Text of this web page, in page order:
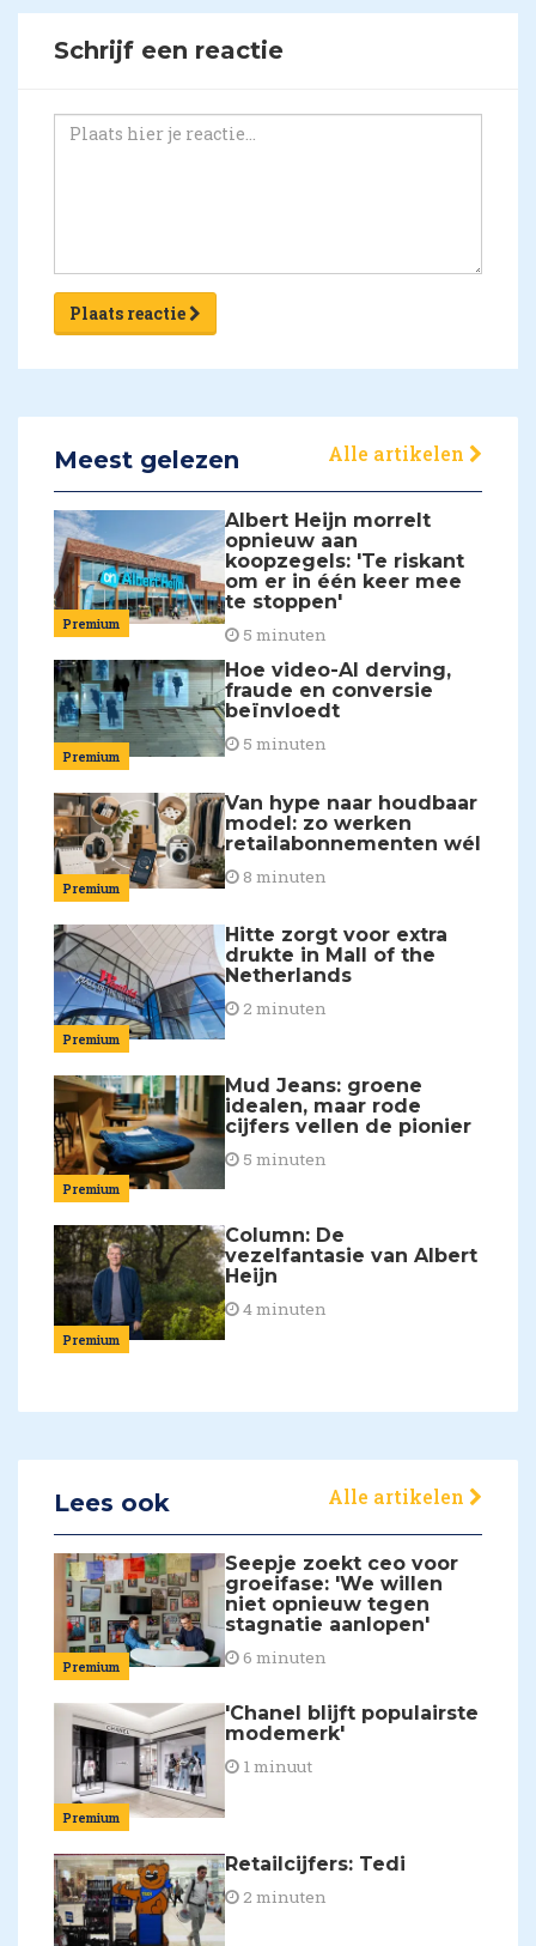
Schrijf een reactie
Plaats reactie
Meest gelezen Alle artikelen
Premium
Albert Heijn morrelt
opnieuw aan
koopzegels: 'Te riskant
om er in één keer mee
te stoppen'
5 minuten
Premium
Hoe video-AI derving,
fraude en conversie
beïnvloedt
5 minuten
Premium
Van hype naar houdbaar
model: zo werken
retailabonnementen wél
8 minuten
Premium
Hitte zorgt voor extra
drukte in Mall of the
Netherlands
2 minuten
Premium
Mud Jeans: groene
idealen, maar rode
cijfers vellen de pionier
5 minuten
Premium
Column: De
vezelfantasie van Albert
Heijn
4 minuten
Lees ook Alle artikelen
Premium
Seepje zoekt ceo voor
groeifase: 'We willen
niet opnieuw tegen
stagnatie aanlopen'
6 minuten
Premium
'Chanel blijft populairste
modemerk'
1 minuut
Retailcijfers: Tedi
2 minuten